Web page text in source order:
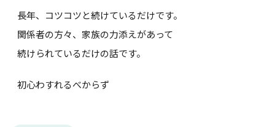
長年、コツコツと続けているだけです。
関係者の方々、家族の力添えがあって
続けられているだけの話です。
初心わすれるべからず